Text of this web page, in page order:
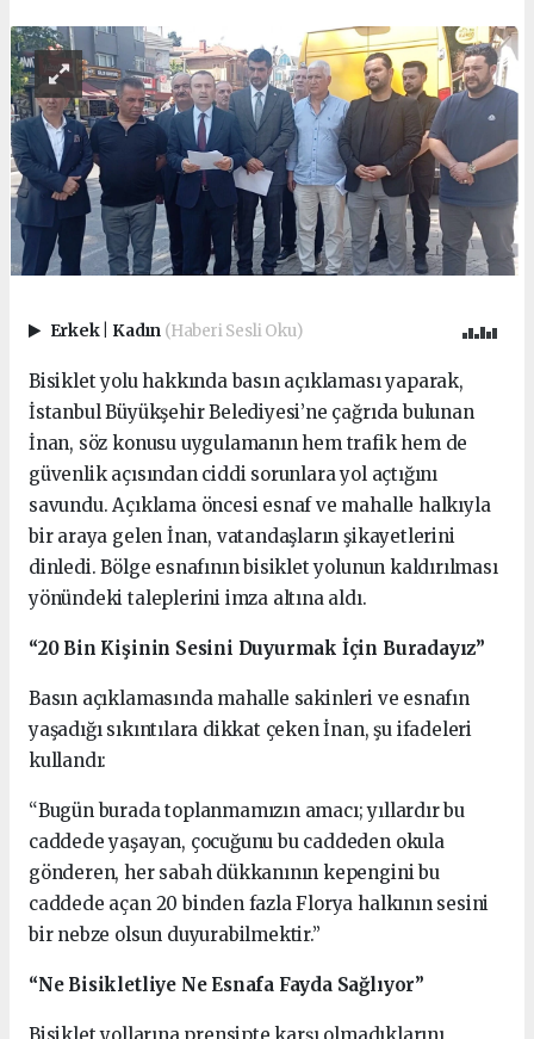
Erkek Kadın (Haberi Sesli Oku)
Bisiklet yolu hakkında basın açıklaması yaparak,
İstanbul Büyükşehir Belediyesi’ne çağrıda bulunan
İnan, söz konusu uygulamanın hem trafik hem de
güvenlik açısından ciddi sorunlara yol açtığını
savundu. Açıklama öncesi esnaf ve mahalle halkıyla
bir araya gelen İnan, vatandaşların şikayetlerini
dinledi. Bölge esnafının bisiklet yolunun kaldırılması
yönündeki taleplerini imza altına aldı.
“20 Bin Kişinin Sesini Duyurmak İçin Buradayız”
Basın açıklamasında mahalle sakinleri ve esnafın
yaşadığı sıkıntılara dikkat çeken İnan, şu ifadeleri
kullandı:
“Bugün burada toplanmamızın amacı; yıllardır bu
caddede yaşayan, çocuğunu bu caddeden okula
gönderen, her sabah dükkanının kepengini bu
caddede açan 20 binden fazla Florya halkının sesini
bir nebze olsun duyurabilmektir.”
“Ne Bisikletliye Ne Esnafa Fayda Sağlıyor”
Bisiklet yollarına prensipte karşı olmadıklarını